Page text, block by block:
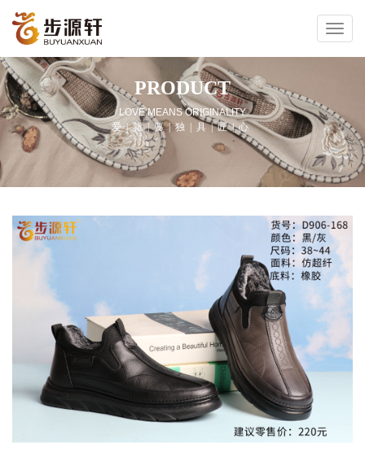
PRODUCT
LOVE MEANS ORIGINALITY
爱|就|要|独|具|匠|心